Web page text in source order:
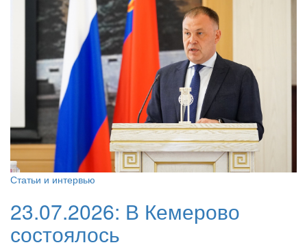
Статьи и интервью
23.07.2026: В Кемерово
состоялось